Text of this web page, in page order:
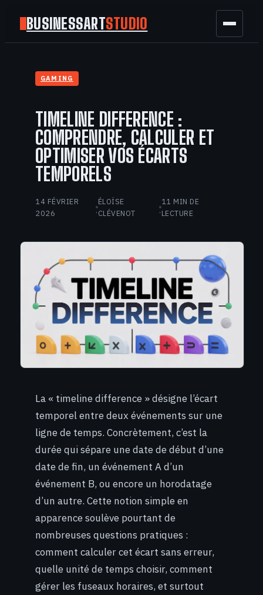
BUSINESSARTSTUDIO
FINANCE
TECH
GAMING
TIMELINE DIFFERENCE :
COMPRENDRE, CALCULER ET
OPTIMISER VOS ÉCARTS
TEMPORELS
14 FÉVRIER
2026
·
ÉLOÏSE
CLÉVENOT
·
11 MIN DE
LECTURE
La « timeline difference » désigne l’écart
temporel entre deux événements sur une
ligne de temps. Concrètement, c’est la
durée qui sépare une date de début d’une
date de fin, un événement A d’un
événement B, ou encore un horodatage
d’un autre. Cette notion simple en
apparence soulève pourtant de
nombreuses questions pratiques :
comment calculer cet écart sans erreur,
quelle unité de temps choisir, comment
gérer les fuseaux horaires, et surtout